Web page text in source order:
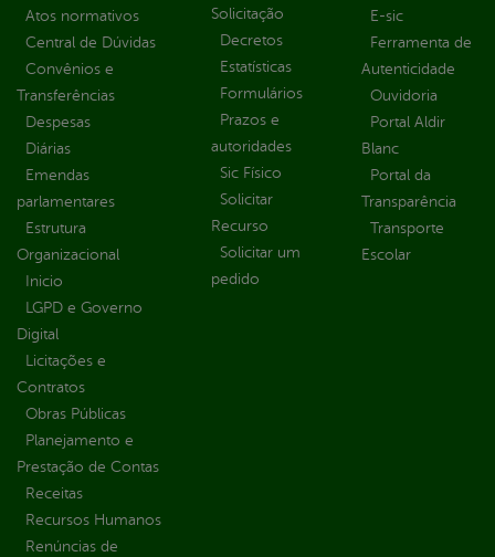
Atos normativos
Central de Dúvidas
Convênios e
Transferências
Despesas
Diárias
Emendas
parlamentares
Estrutura
Organizacional
Inicio
LGPD e Governo
Digital
Licitações e
Contratos
Obras Públicas
Planejamento e
Prestação de Contas
Receitas
Recursos Humanos
Renúncias de
Solicitação
Decretos
Estatísticas
Formulários
Prazos e
autoridades
Sic Físico
Solicitar
Recurso
Solicitar um
pedido
E-sic
Ferramenta de
Autenticidade
Ouvidoria
Portal Aldir
Blanc
Portal da
Transparência
Transporte
Escolar